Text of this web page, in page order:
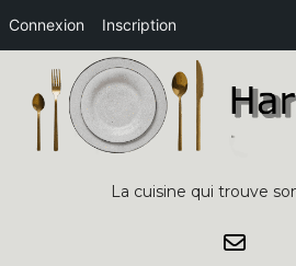
Connexion Inscription
content
La cuisine qui trouve